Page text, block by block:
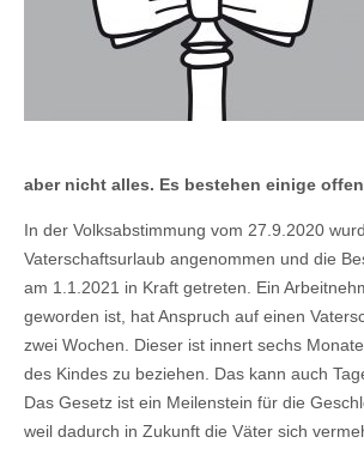
aber nicht alles. Es bestehen einige
In der Volksabstimmung vom 27.9.2020
Vaterschaftsurlaub angenommen und die
am 1.1.2021 in Kraft getreten. Ein
geworden ist, hat Anspruch auf einen
zwei Wochen. Dieser ist innert sechs
des Kindes zu beziehen. Das kann auch
Das Gesetz ist ein Meilenstein für die
weil dadurch in Zukunft die Väter sich